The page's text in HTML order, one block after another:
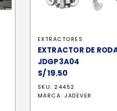
EXTRACTORES
EXTRACTOR DE
JDGP3A04
S/19.50
SKU: 24452
MARCA: JADEVER